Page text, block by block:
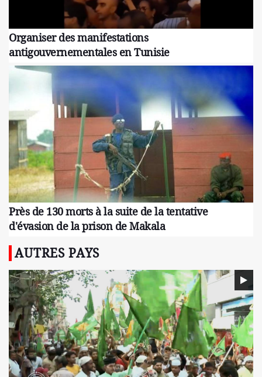
Organiser des manifestations
antigouvernementales en Tunisie
Près de 130 morts à la suite de la tentative
d'évasion de la prison de Makala
AUTRES PAYS